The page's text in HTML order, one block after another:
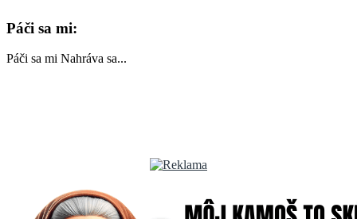
Páči sa mi:
Páči sa mi Nahráva sa...